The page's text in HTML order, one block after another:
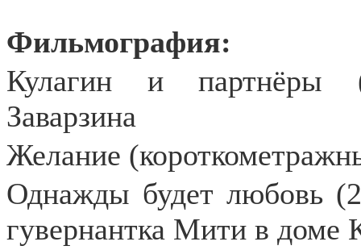
Фильмография:
Кулагин и партнёры
Заварзина
Желание
Однажды будет любовь
гувернантка Мити в доме